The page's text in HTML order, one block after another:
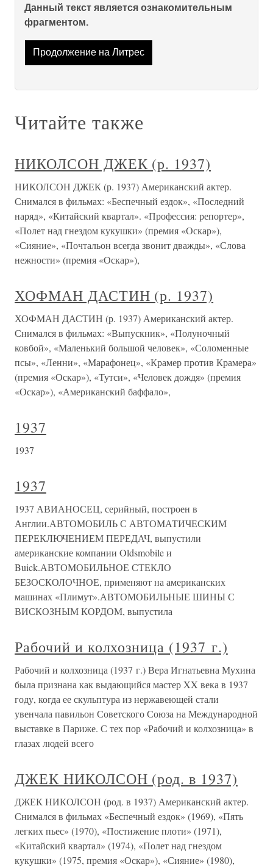
Данный текст является ознакомительным
фрагментом.
Продолжение на Литрес
Читайте также
НИКОЛСОН ДЖЕК (р. 1937)
НИКОЛСОН ДЖЕК (р. 1937) Американский актер.
Снимался в фильмах: «Беспечный ездок», «Последний
наряд», «Китайский квартал». «Профессия: репортер»,
«Полет над гнездом кукушки» (премия «Оскар»),
«Сияние», «Почтальон всегда звонит дважды», «Слова
нежности» (премия «Оскар»),
ХОФМАН ДАСТИН (р. 1937)
ХОФМАН ДАСТИН (р. 1937) Американский актер.
Снимался в фильмах: «Выпускник», «Полуночный
ковбой», «Маленький большой человек», «Соломенные
псы», «Ленни», «Марафонец», «Крамер против Крамера»
(премия «Оскар»), «Тутси», «Человек дождя» (премия
«Оскар»), «Американский баффало»,
1937
1937
1937
1937 АВИАНОСЕЦ, серийный, построен в
Англии.АВТОМОБИЛЬ С АВТОМАТИЧЕСКИМ
ПЕРЕКЛЮЧЕНИЕМ ПЕРЕДАЧ, выпустили
американские компании Oldsmobile и
Buick.АВТОМОБИЛЬНОЕ СТЕКЛО
БЕЗОСКОЛОЧНОЕ, применяют на американских
машинах «Плимут».АВТОМОБИЛЬНЫЕ ШИНЫ С
ВИСКОЗНЫМ КОРДОМ, выпустила
Рабочий и колхозница (1937 г.)
Рабочий и колхозница (1937 г.) Вера Игнатьевна Мухина
была признана как выдающийся мастер XX века в 1937
году, когда ее скульптура из нержавеющей стали
увенчала павильон Советского Союза на Международной
выставке в Париже. С тех пор «Рабочий и колхозница» в
глазах людей всего
ДЖЕК НИКОЛСОН (род. в 1937)
ДЖЕК НИКОЛСОН (род. в 1937) Американский актер.
Снимался в фильмах «Беспечный ездок» (1969), «Пять
легких пьес» (1970), «Постижение плоти» (1971),
«Китайский квартал» (1974), «Полет над гнездом
кукушки» (1975, премия «Оскар»), «Сияние» (1980),